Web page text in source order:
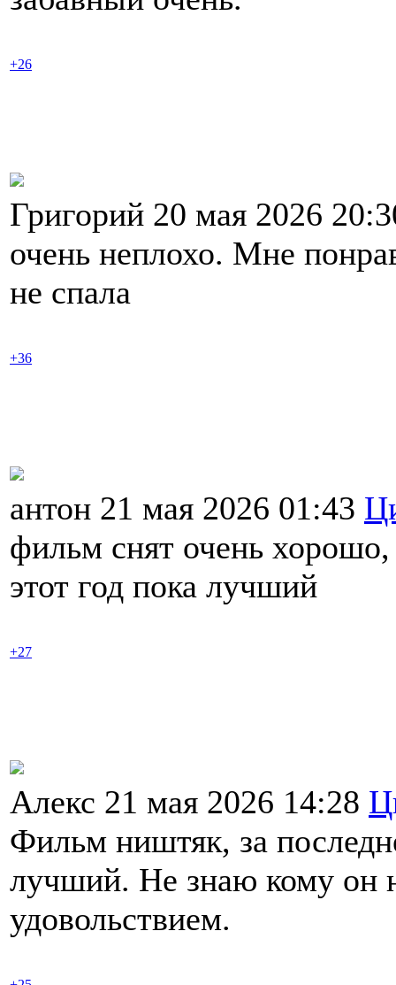
+26
Григорий 20 мая 2026
очень неплохо. Мне
не спала
+36
антон 21 мая 2026 01:43
фильм снят очень
этот год пока лучший
+27
Алекс 21 мая 2026 14:28
Фильм ништяк, за
лучший. Не знаю кому он
удовольствием.